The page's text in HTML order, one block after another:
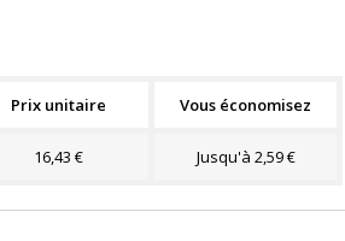
Prix unitaire Vous économisez
16,43 € Jusqu'à 2,59 €